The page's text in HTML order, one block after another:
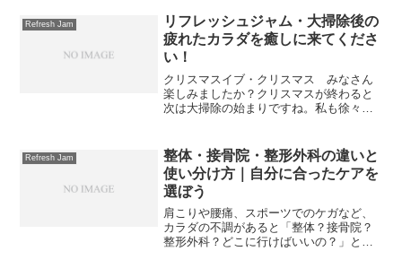
Refresh Jam
リフレッシュジャム・大掃除後の
疲れたカラダを癒しに来てくださ
い！
クリスマスイブ・クリスマス みなさん
楽しみましたか？クリスマスが終わると
次は大掃除の始まりですね。私も徐々に
ね・・・汗大掃除後は筋肉痛や腰痛にな
る方も多くいます。リフレッシュ...
Refresh Jam
整体・接骨院・整形外科の違いと
使い分け方｜自分に合ったケアを
選ぼう
肩こりや腰痛、スポーツでのケガなど、
カラダの不調があると「整体？接骨院？
整形外科？どこに行けばいいの？」と迷